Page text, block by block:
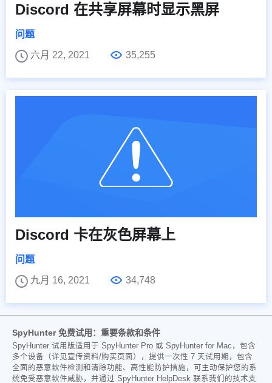
Discord 在共享屏幕时显示黑屏
问题
六月 22, 2021
35,255
Discord 卡在灰色屏幕上
问题
九月 16, 2021
34,748
SpyHunter 免费试用：重要条款和条件
SpyHunter 试用版适用于 SpyHunter Pro 或 SpyHunter for Mac，包含
多个设备（详见宣传资料/购买页面），提供一次性 7 天试用期，包含
全面的恶意软件检测和清除功能、高性能防护措施，可主动保护您的系
统免受恶意软件威胁，并通过 SpyHunter HelpDesk 联系我们的技术支